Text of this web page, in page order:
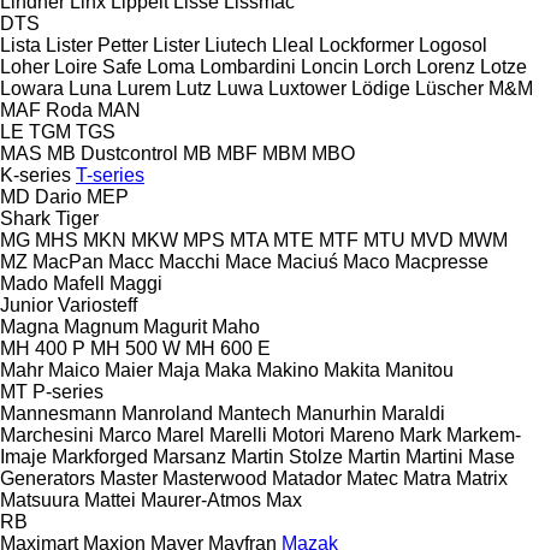
DTS
Lista Lister Petter Lister Liutech Lleal Lockformer Logosol
Loher Loire Safe Loma Lombardini Loncin Lorch Lorenz Lotze
Lowara Luna Lurem Lutz Luwa Luxtower Lödige Lüscher M&M
MAF Roda MAN
LE TGM TGS
MAS MB Dustcontrol MB MBF MBM MBO
K-series T-series
MD Dario MEP
Shark Tiger
MG MHS MKN MKW MPS MTA MTE MTF MTU MVD MWM
MZ MacPan Macc Macchi Mace Maciuś Maco Macpresse
Mado Mafell
Maggi
Junior Variosteff
Magna Magnum Magurit Maho
MH 400 P MH 500 W MH 600 E
Mahr Maico Maier Maja Maka Makino Makita Manitou
MT P-series
Mannesmann Manroland Mantech Manurhin Maraldi
Marchesini Marco Marel Marelli Motori Mareno Mark Markem-
Imaje Markforged Marsanz Martin Stolze Martin Martini Mase
Generators Master Masterwood Matador Matec Matra Matrix
Matsuura Mattei Maurer-Atmos Max
RB
Maximart Maxion Mayer Mayfran Mazak